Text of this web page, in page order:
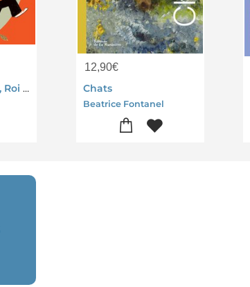
Gustave Taloche, Roi De La Bagarre
12,90€
Chats
Beatrice Fontanel